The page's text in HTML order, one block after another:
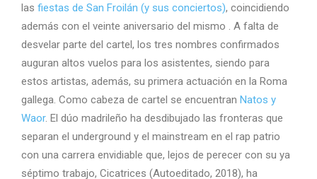
las fiestas de San Froilán (y sus conciertos), coincidiendo
además con el veinte aniversario del mismo . A falta de
desvelar parte del cartel, los tres nombres confirmados
auguran altos vuelos para los asistentes, siendo para
estos artistas, además, su primera actuación en la Roma
gallega. Como cabeza de cartel se encuentran Natos y
Waor. El dúo madrileño ha desdibujado las fronteras que
separan el underground y el mainstream en el rap patrio
con una carrera envidiable que, lejos de perecer con su ya
séptimo trabajo, Cicatrices (Autoeditado, 2018), ha